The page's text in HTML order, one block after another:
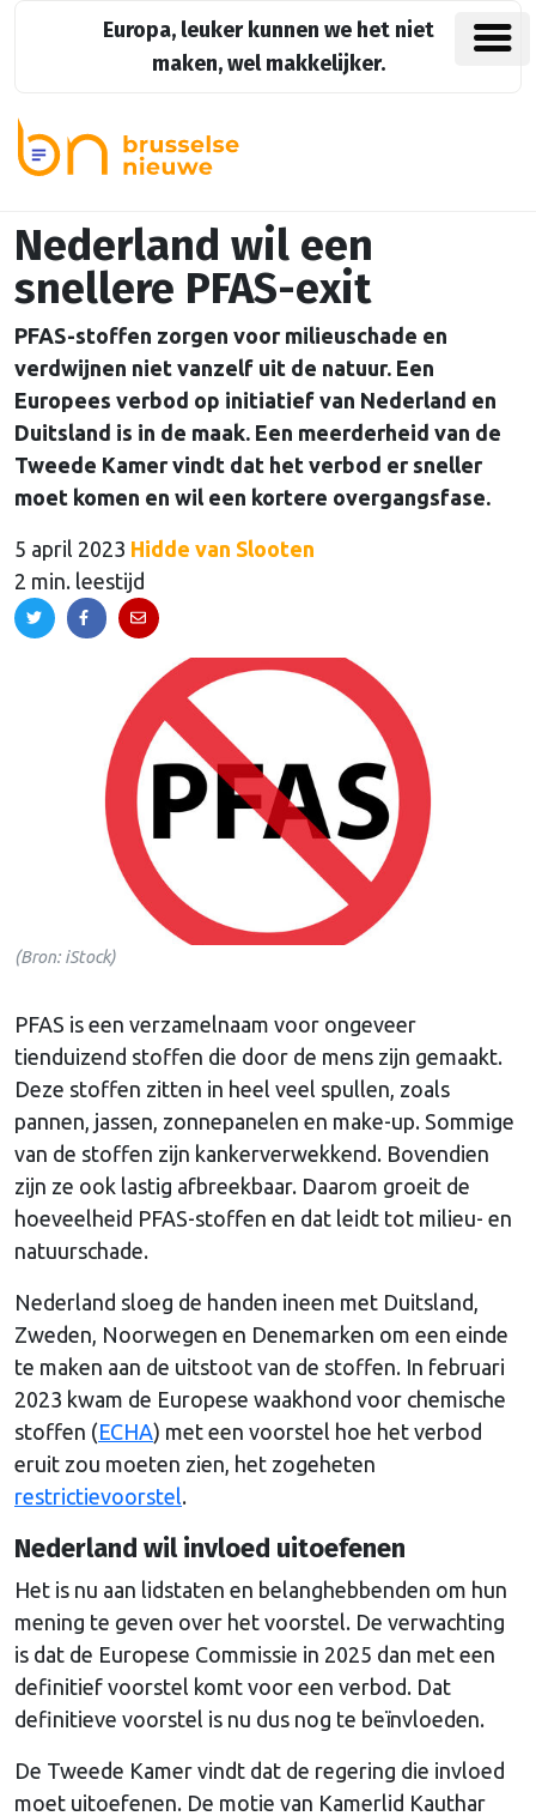
Europa, leuker kunnen we het niet
maken, wel makkelijker.
Nederland wil een
snellere PFAS-exit
PFAS-stoffen zorgen voor milieuschade en
verdwijnen niet vanzelf uit de natuur. Een
Europees verbod op initiatief van Nederland en
Duitsland is in de maak. Een meerderheid van de
Tweede Kamer vindt dat het verbod er sneller
moet komen en wil een kortere overgangsfase.
5 april 2023 Hidde van Slooten
2 min. leestijd
(Bron: iStock)
PFAS is een verzamelnaam voor ongeveer
tienduizend stoffen die door de mens zijn gemaakt.
Deze stoffen zitten in heel veel spullen, zoals
pannen, jassen, zonnepanelen en make-up. Sommige
van de stoffen zijn kankerverwekkend. Bovendien
zijn ze ook lastig afbreekbaar. Daarom groeit de
hoeveelheid PFAS-stoffen en dat leidt tot milieu- en
natuurschade.
Nederland sloeg de handen ineen met Duitsland,
Zweden, Noorwegen en Denemarken om een einde
te maken aan de uitstoot van de stoffen. In februari
2023 kwam de Europese waakhond voor chemische
stoffen (ECHA) met een voorstel hoe het verbod
eruit zou moeten zien, het zogeheten
restrictievoorstel.
Nederland wil invloed uitoefenen
Het is nu aan lidstaten en belanghebbenden om hun
mening te geven over het voorstel. De verwachting
is dat de Europese Commissie in 2025 dan met een
definitief voorstel komt voor een verbod. Dat
definitieve voorstel is nu dus nog te beïnvloeden.
De Tweede Kamer vindt dat de regering die invloed
moet uitoefenen. De motie van Kamerlid Kauthar